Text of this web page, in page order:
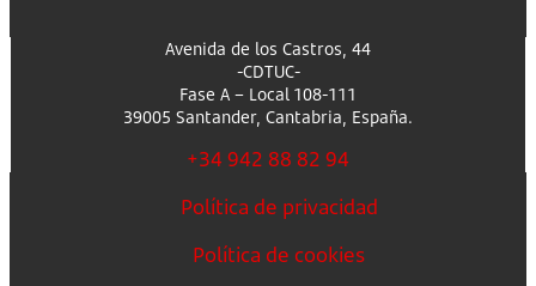
Avenida de los Castros, 44
-CDTUC-
Fase A – Local 108-111
39005 Santander, Cantabria, España.
+34 942 88 82 94
Política de privacidad
Política de cookies